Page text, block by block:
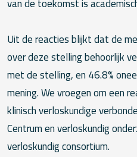
Uit de reacties blijkt dat de
over deze stelling behoorlijk
met de stelling, en 46.8%
mening. We vroegen om een
klinisch verloskundige
Centrum en verloskundig
verloskundig consortium.